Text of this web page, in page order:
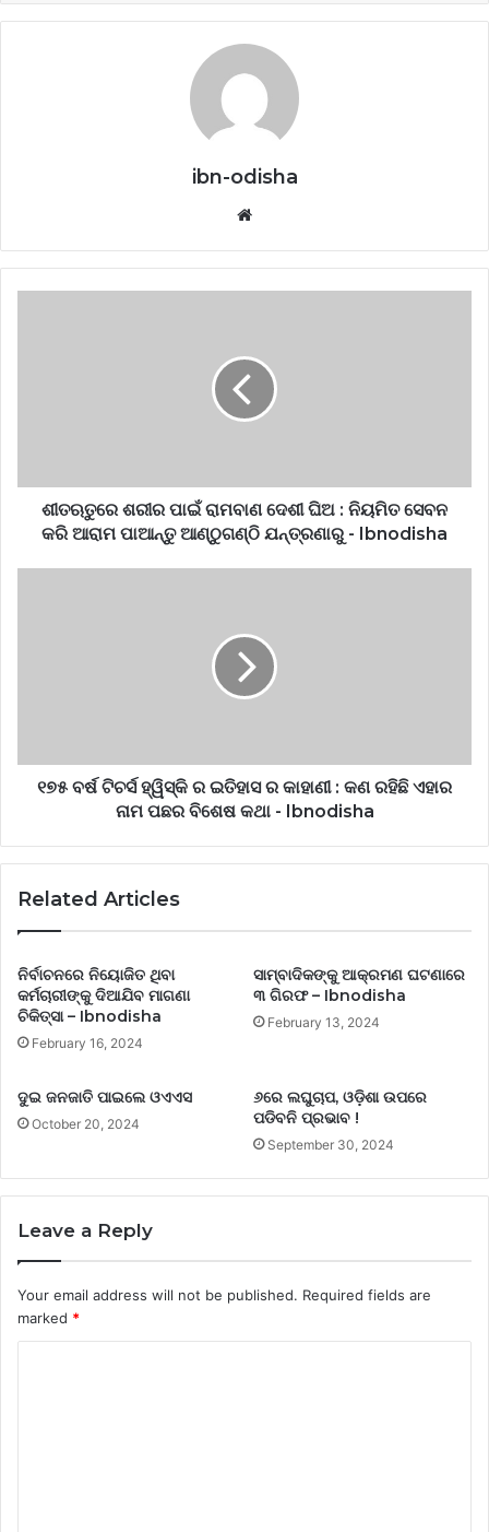
ibn-odisha
Website
ଶୀତଋତୁରେ ଶରୀର ପାଇଁ ରାମବାଣ ଦେଶୀ ଘିଅ : ନିୟମିତ ସେବନ
କରି ଆରାମ ପାଆନ୍ତୁ ଆଣ୍ଠୁଗଣ୍ଠି ଯନ୍ତ୍ରଣାରୁ - Ibnodisha
୧୭୫ ବର୍ଷ ଟିଚର୍ସ ହ୍ୱିସ୍କି ର ଇତିହାସ ର କାହାଣୀ : କଣ ରହିଛି ଏହାର
ନାମ ପଛର ବିଶେଷ କଥା - Ibnodisha
Related Articles
ନିର୍ବାଚନରେ ନିୟୋଜିତ ଥିବା
କର୍ମଚାରୀଙ୍କୁ ଦିଆଯିବ ମାଗଣା
ଚିକିତ୍ସା – Ibnodisha
February 16, 2024
ସାମ୍ବାଦିକଙ୍କୁ ଆକ୍ରମଣ ଘଟଣାରେ
୩ ଗିରଫ – Ibnodisha
February 13, 2024
ଦୁଇ ଜନଜାତି ପାଇଲେ ଓଏଏସ
October 20, 2024
୬ରେ ଲଘୁଚାପ, ଓଡ଼ିଶା ଉପରେ
ପଡିବନି ପ୍ରଭାବ !
September 30, 2024
Leave a Reply
Your email address will not be published. Required fields are
marked *